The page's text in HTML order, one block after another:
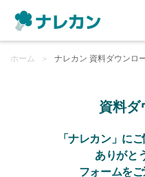
ご利用プラン
ご利用企業様の声
セキュリティ
ホーム ＞ ナレカン 資料ダウンロ
資料ダ
「ナレカン」に
ありがと
フォームをご